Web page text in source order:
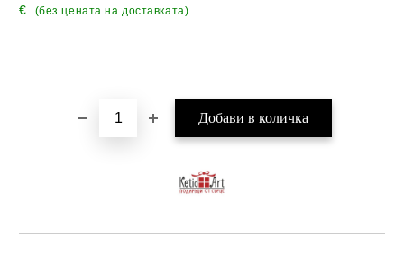
€
(без цената на доставката).